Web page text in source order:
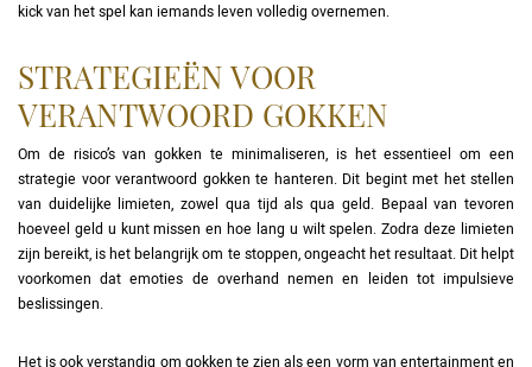
kick van het spel kan iemands leven volledig overnemen.
STRATEGIEËN VOOR
VERANTWOORD GOKKEN
Om de risico’s van gokken te minimaliseren, is het essentieel om een
strategie voor verantwoord gokken te hanteren. Dit begint met het stellen
van duidelijke limieten, zowel qua tijd als qua geld. Bepaal van tevoren
hoeveel geld u kunt missen en hoe lang u wilt spelen. Zodra deze limieten
zijn bereikt, is het belangrijk om te stoppen, ongeacht het resultaat. Dit helpt
voorkomen dat emoties de overhand nemen en leiden tot impulsieve
beslissingen.
Het is ook verstandig om gokken te zien als een vorm van entertainment en